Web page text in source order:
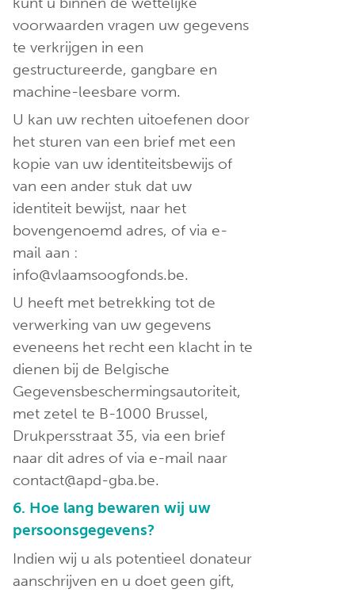
voorwaarden vragen uw gegevens
te verkrijgen in een
gestructureerde, gangbare en
machine-leesbare vorm.
U kan uw rechten uitoefenen door
het sturen van een brief met een
kopie van uw identiteitsbewijs of
van een ander stuk dat uw
identiteit bewijst, naar het
bovengenoemd adres, of via e-
mail aan :
info@vlaamsoogfonds.be.
U heeft met betrekking tot de
verwerking van uw gegevens
eveneens het recht een klacht in te
dienen bij de Belgische
Gegevensbeschermingsautoriteit,
met zetel te B-1000 Brussel,
Drukpersstraat 35, via een brief
naar dit adres of via e-mail naar
contact@apd-gba.be.
6. Hoe lang bewaren wij uw
persoonsgegevens?
Indien wij u als potentieel donateur
aanschrijven en u doet geen gift,